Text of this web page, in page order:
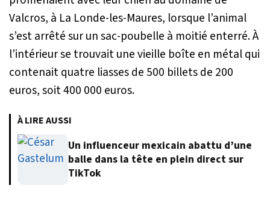
Valcros, à La Londe-les-Maures, lorsque l’animal
s’est arrêté sur un sac-poubelle à moitié enterré. À
l’intérieur se trouvait une vieille boîte en métal qui
contenait quatre liasses de 500 billets de 200
euros, soit 400 000 euros.
À LIRE AUSSI
Un influenceur mexicain abattu d’une
balle dans la tête en plein direct sur
TikTok